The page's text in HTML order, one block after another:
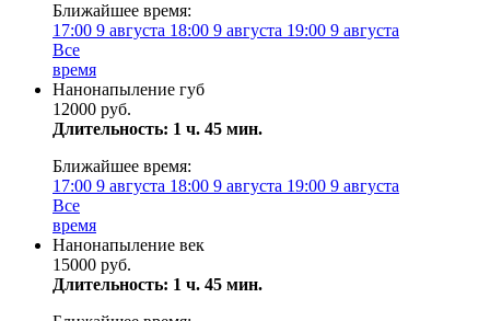
Ближайшее время:
17:00 9 августа 18:00 9 августа 19:00 9 августа
Все
время
Нанонапыление губ
12000 руб.
Длительность: 1 ч. 45 мин.
Ближайшее время:
17:00 9 августа 18:00 9 августа 19:00 9 августа
Все
время
Нанонапыление век
15000 руб.
Длительность: 1 ч. 45 мин.